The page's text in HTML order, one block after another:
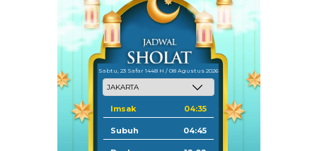
Sabtu, 23 Safar 1448 H / 08 Agustus 2026
Imsak 04:35
Subuh 04:45